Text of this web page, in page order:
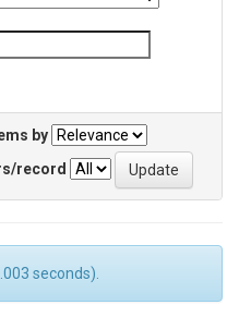
by
record
seconds).